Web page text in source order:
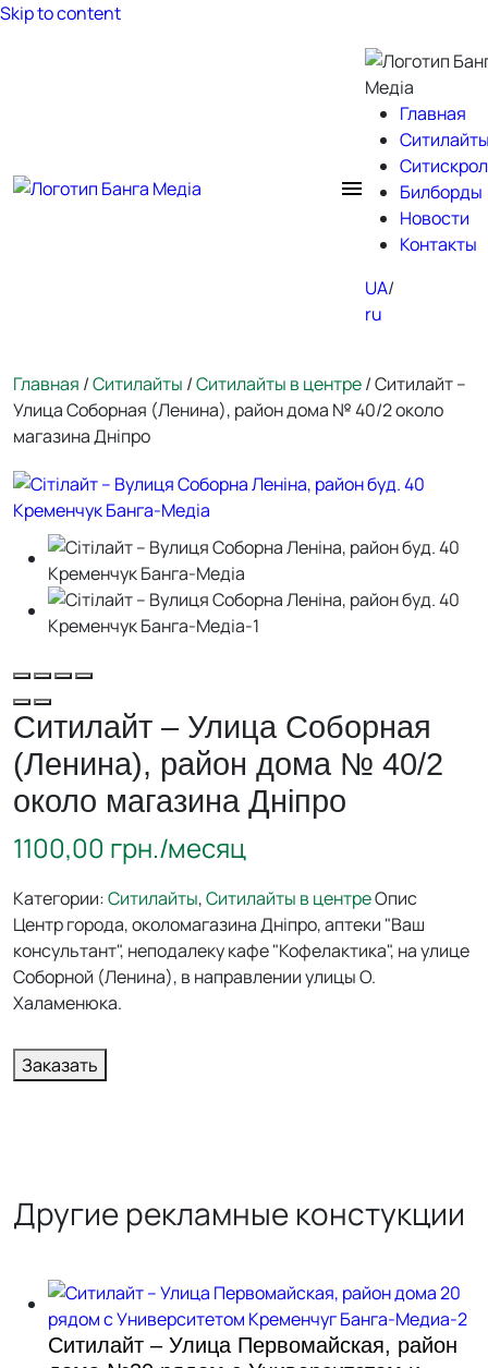
Skip to content
Главная
Билборды
Новости
Контакты
UA
ru
Главная /Ситилайты /Ситилайты в центре/ Ситилайт –
Улица Соборная (Ленина), район дома № 40/2 около
магазина Дніпро
Ситилайт – Улица Соборная
(Ленина), район дома № 40/2
около магазина Дніпро
1100,00 грн./месяц
Категории:Ситилайты,Ситилайты в центреОпис
Центр города, околомагазина Дніпро, аптеки "Ваш
консультант", неподалеку кафе "Кофелактика", на улице
Соборной (Ленина), в направлении улицы О.
Халаменюка.
Заказать
Другие рекламные констукции
Ситилайт – Улица Первомайская, район